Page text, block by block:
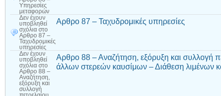
Υπηρεσίες
μεταφορών
Δεν έχουν
υποβληθεί
σχόλια στο
Αρθρο 87 –
Ταχυδρομικές
υπηρεσίες
Αρθρο 87 – Ταχυδρομικές υπηρεσίες
Δεν έχουν
υποβληθεί
σχόλια στο
Αρθρο 88 –
Αναζήτηση,
εξόρυξη και
συλλογή
Αρθρο 88 – Αναζήτηση, εξόρυξη και συλλογή
άλλων στερεών καυσίμων – Διάθεση λιμένων